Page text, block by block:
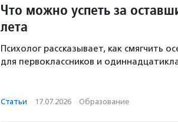
Что можно успеть за
лета
Психолог рассказывает, как смягчить
для первоклассников и
Статьи · 17.07.2026 · Образование